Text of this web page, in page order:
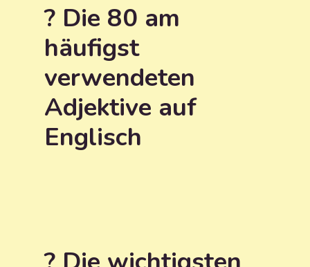
? Die 80 am
häufigst
verwendeten
Adjektive auf
Englisch